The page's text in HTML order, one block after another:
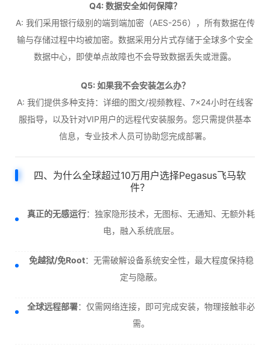
Q4: 数据安全如何保障？
A: 我们采用银行级别的端到端加密（AES-256），所有数据在传
输与存储过程中均被加密。数据采用分片式存储于全球多个安全
数据中心，即使单点故障也不会导致数据丢失或泄露。
Q5: 如果我不会安装怎么办？
A: 我们提供多种支持：详细的图文/视频教程、7×24小时在线客
服指导，以及针对VIP用户的远程代安装服务。您只需提供基本
信息，专业技术人员可协助您完成部署。
四、为什么全球超过10万用户选择Pegasus飞马软
件？
真正的无感运行：独家隐形技术，无图标、无通知、无额外耗
电，融入系统底层。
免越狱/免Root：无需破解设备系统安全性，最大程度保持稳
定与隐蔽。
全球远程部署：仅需网络连接，即可完成安装，物理接触非必
需。